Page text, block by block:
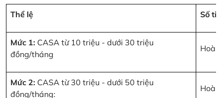
Thể lệ Số
Mức 1: CASA từ 10 triệu - dưới 30 triệu
đồng/tháng
Mức 2: CASA từ 30 triệu - dưới 50 triệu
đồng/tháng: